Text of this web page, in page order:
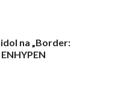
na „Border: